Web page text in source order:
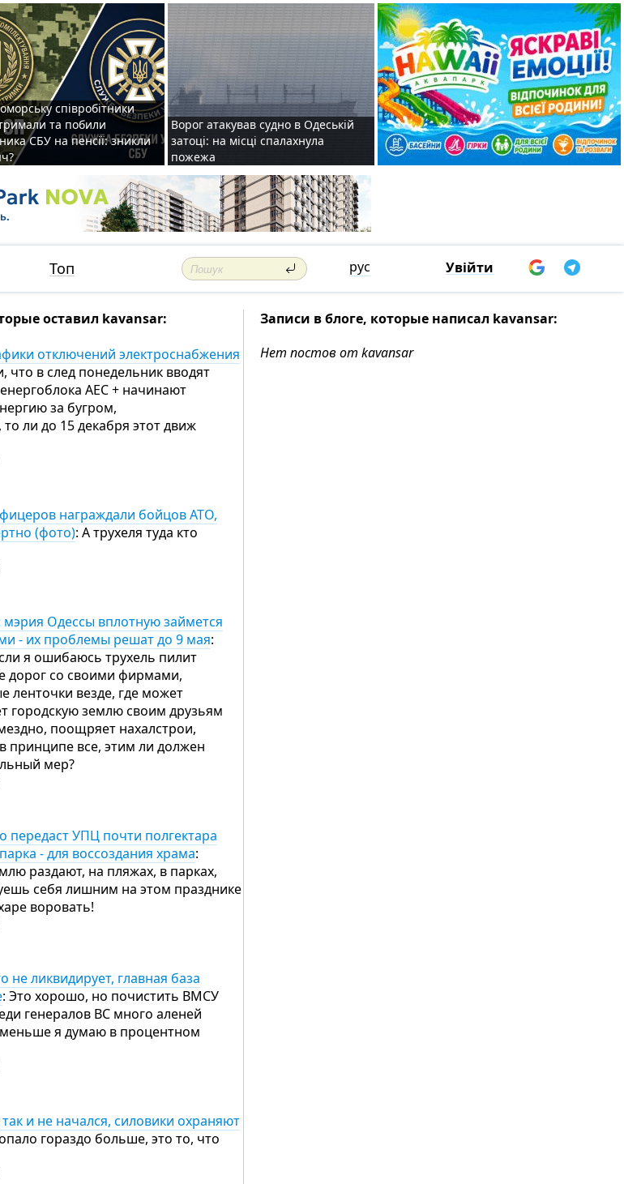
співробітники
та побили
СБУ на пенсії: зникли
Ворог атакував судно в Одеській
затоці: на місці спалахнула
пожежа
Топ рус Увійти
оставил kavansar:
отключений электроснабжения
что в след понедельник вводят
АЕС + начинают
за бугром,
то ли до 15 декабря этот движ
награждали бойцов АТО,
(фото): А трухеля туда кто
Одессы вплотную займется
- их проблемы решат до 9 мая:
я ошибаюсь трухель пилит
дорог со своими фирмами,
ленточки везде, где может
городскую землю своим друзьям
поощряет нахалстрои,
принципе все, этим ли должен
мер?
передаст УПЦ почти полгектара
- для воссоздания храма:
раздают, на пляжах, в парках,
себя лишним на этом празднике
воровать!
не ликвидирует, главная база
: Это хорошо, но почистить ВМСУ
генералов ВС много аленей
я думаю в процентном
и не начался, силовики охраняют
гораздо больше, это то, что
Записи в блоге, которые написал kavansar:
Нет постов от kavansar